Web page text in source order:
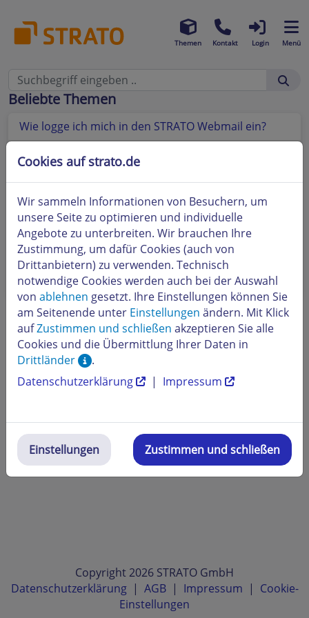
Themen Kontakt Login Menü
Beliebte Themen
Wie logge ich mich in den STRATO Webmail ein?
Wie kann ich mein E-Mail-Passwort in STRATO
Webmail ändern?
So nutzen Sie das Adressbuch im STRATO Webmail
Wie kann ich weitere E-Mail-Accounts (Postfächer)
in STRATO Webmail einrichten?
So richten Sie eine Abwesenheitsnotiz für Ihr E-Mail
Konto ein
Copyright 2026 STRATO GmbH
Datenschutzerklärung | AGB | Impressum | Cookie-
Einstellungen
Cookies auf strato.de
Wir sammeln Informationen von Besuchern, um
unsere Seite zu optimieren und individuelle
Angebote zu unterbreiten. Wir brauchen Ihre
Zustimmung, um dafür Cookies (auch von
Drittanbietern) zu verwenden. Technisch
notwendige Cookies werden auch bei der Auswahl
von ablehnen gesetzt. Ihre Einstellungen können Sie
am Seitenende unter Einstellungen ändern. Mit Klick
aufZustimmen und schließen akzeptieren Sie alle
Cookies und die Übermittlung Ihrer Daten in
Drittländer
.
Datenschutzerklärung
| Impressum
Einstellungen Zustimmen und schließen